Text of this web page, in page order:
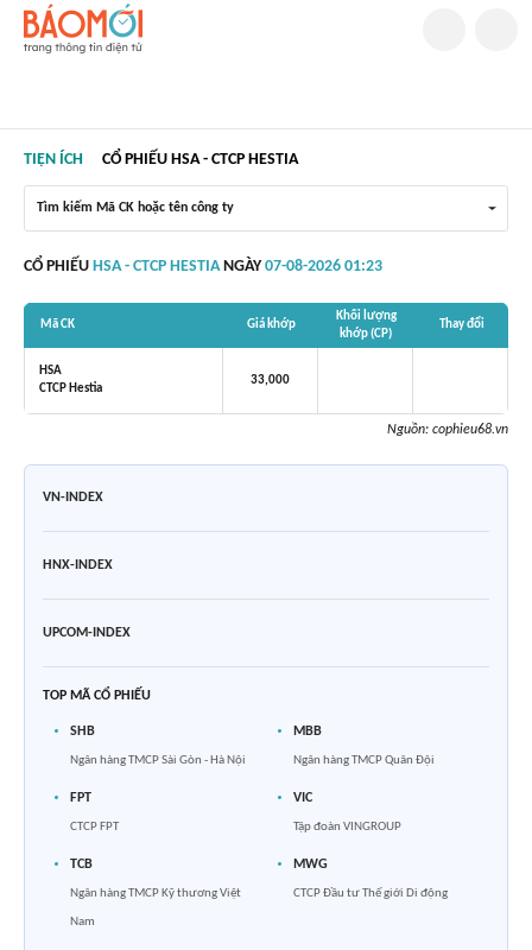
TIỆN ÍCH CỔ PHIẾU HSA - CTCP HESTIA
Tìm kiếm Mã CK hoặc tên công ty
CỔ PHIẾU HSA - CTCP HESTIA NGÀY 07-08-2026 01:23
Mã CK Giá khớp
Khối lượng
khớp (CP)
Thay đổi
HSA
CTCP Hestia
33,000
Nguồn: cophieu68.vn
VN-INDEX
HNX-INDEX
UPCOM-INDEX
TOP MÃ CỔ PHIẾU
SHB
Ngân hàng TMCP Sài Gòn - Hà Nội
MBB
Ngân hàng TMCP Quân Đội
FPT
CTCP FPT
VIC
Tập đoàn VINGROUP
TCB
Ngân hàng TMCP Kỹ thương Việt
Nam
MWG
CTCP Đầu tư Thế giới Di động